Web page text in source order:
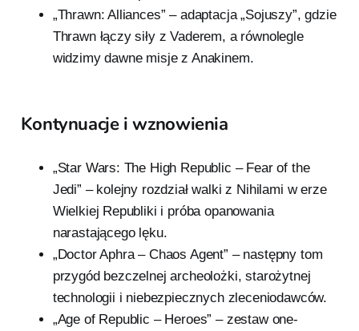
„Thrawn: Alliances” – adaptacja „Sojuszy”, gdzie
Thrawn łączy siły z Vaderem, a równolegle
widzimy dawne misje z Anakinem.
Kontynuacje i wznowienia
„Star Wars: The High Republic – Fear of the
Jedi” – kolejny rozdział walki z Nihilami w erze
Wielkiej Republiki i próba opanowania
narastającego lęku.
„Doctor Aphra – Chaos Agent” – następny tom
przygód bezczelnej archeolożki, starożytnej
technologii i niebezpiecznych zleceniodawców.
„Age of Republic – Heroes” – zestaw one-